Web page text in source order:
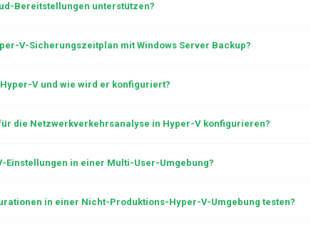
Bereitstellungen unterstützen?
V-Sicherungszeitplan mit Windows Server Backup?
V und wie wird er konfiguriert?
die Netzwerkverkehrsanalyse in Hyper-V konfigurieren?
Einstellungen in einer Multi-User-Umgebung?
in einer Nicht-Produktions-Hyper-V-Umgebung testen?